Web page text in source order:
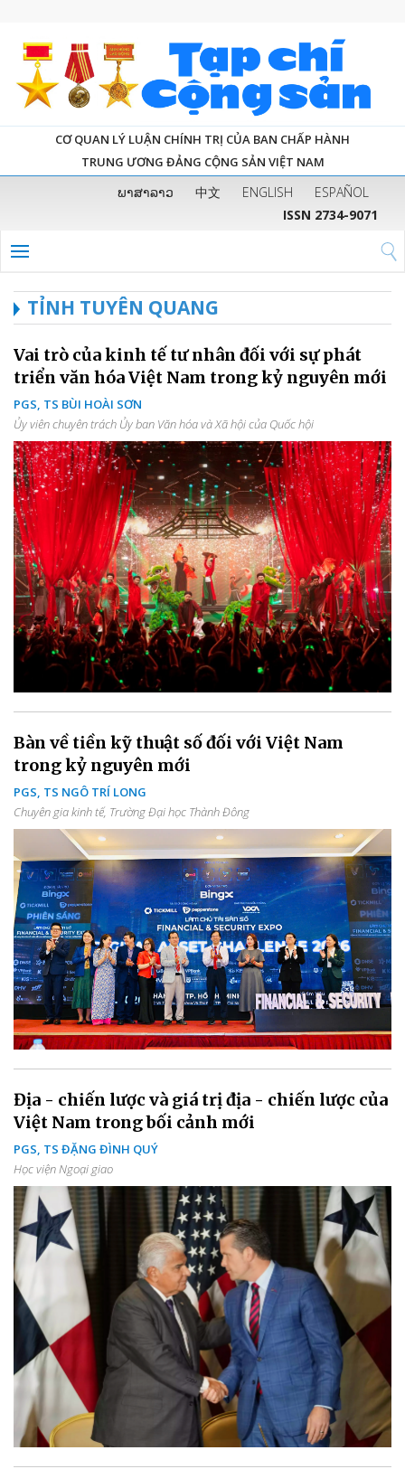
CƠ QUAN LÝ LUẬN CHÍNH TRỊ CỦA BAN CHẤP HÀNH
TRUNG ƯƠNG ĐẢNG CỘNG SẢN VIỆT NAM
ພາສາລາວ 中文 ENGLISH
ESPAÑOL
ISSN 2734-9071
TỈNH TUYÊN QUANG
Vai trò của kinh tế tư nhân đối với sự phát
triển văn hóa Việt Nam trong kỷ nguyên mới
PGS, TS BÙI HOÀI SƠN
Ủy viên chuyên trách Ủy ban Văn hóa và Xã hội của Quốc hội
Bàn về tiền kỹ thuật số đối với Việt Nam
trong kỷ nguyên mới
PGS, TS NGÔ TRÍ LONG
Chuyên gia kinh tế, Trường Đại học Thành Đông
Địa - chiến lược và giá trị địa - chiến lược của
Việt Nam trong bối cảnh mới
PGS, TS ĐẶNG ĐÌNH QUÝ
Học viện Ngoại giao